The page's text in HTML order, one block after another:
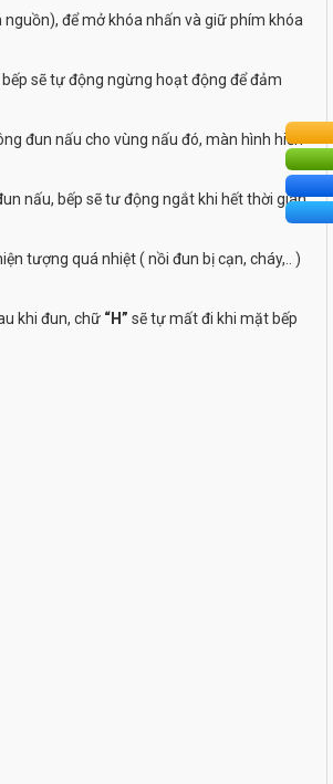
để mở khóa nhấn và giữ phím khóa
sẽ tự động ngừng hoạt động để đảm
đun nấu cho vùng nấu đó, màn hình hiển
nấu, bếp sẽ tư động ngắt khi hết thời gian
tượng quá nhiệt ( nồi đun bị cạn, cháy,.. )
khi đun, chữ “H” sẽ tự mất đi khi mặt bếp